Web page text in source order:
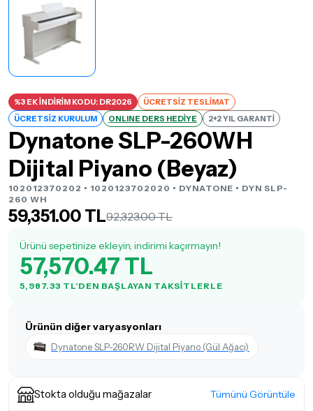
%3 EK İNDİRİM KODU: DR2026
ÜCRETSİZ TESLİMAT
ÜCRETSİZ KURULUM
ONLINE DERS HEDİYE 2+2 YIL GARANTİ
Dynatone SLP-260WH
Dijital Piyano (Beyaz)
102012370202 • 1020123702020 • DYNATONE • DYN SLP-
260 WH
59,351.00 TL92,323.00 TL
Ürünü sepetinize ekleyin, indirimi kaçırmayın!
57,570.47 TL
5,987.33 TL'DEN BAŞLAYAN TAKSITLERLE
Ürünün diğer varyasyonları
Dynatone SLP-260RW Dijital Piyano (Gül Ağacı)
Stokta olduğu mağazalar Tümünü Görüntüle